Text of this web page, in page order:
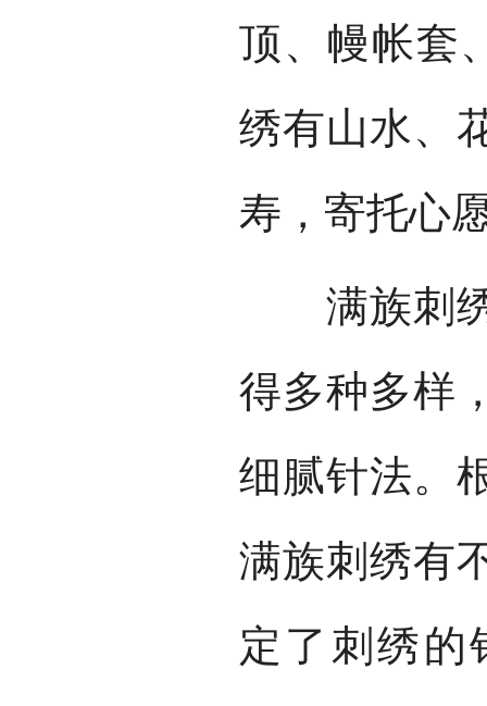
顶、幔帐套
绣有山水、
寿，寄托心
满族刺绣
得多种多样
细腻针法。
满族刺绣有
定了刺绣的